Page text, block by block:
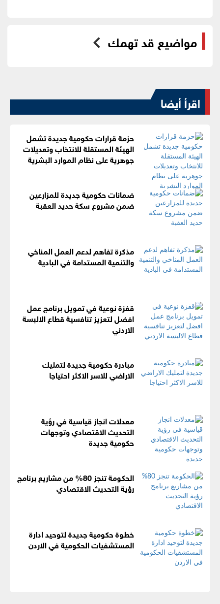
مواضيع قد تهمك
اقرأ أيضا
حزمة قرارات حكومية جديدة تشمل
الهيئة المستقلة للانتخاب وتعديلات
جوهرية على نظام الموارد البشرية
ضمانات حكومية جديدة للمزارعين
ضمن مشروع سكة حديد العقبة
مذكرة تفاهم لدعم العمل المناخي
والتنمية المستدامة في البادية
قفزة نوعية في تمويل برنامج عمل
افضل لتعزيز تنافسية قطاع الالبسة
الاردني
مبادرة حكومية جديدة لتمليك
الاراضي للاسر الاكثر احتياجا
معدلات انجاز قياسية في رؤية
التحديث الاقتصادي وتوجهات
حكومية جديدة
الحكومة تنجز 80% من مشاريع برنامج
رؤية التحديث الاقتصادي
خطوة حكومية جديدة لتوحيد ادارة
المستشفيات الحكومية في الاردن